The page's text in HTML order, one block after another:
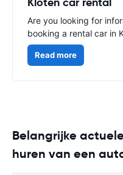
Are you looking for
booking a rental car in
Read more
Belangrijke
huren van een